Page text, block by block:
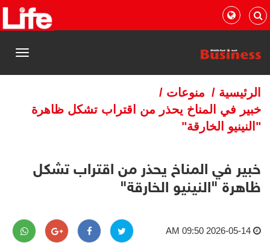
القائمة
الرئيسية / منوعات /
خبير في المناخ يحذر من اقتراب تشكل ظاهرة
"النينيو الخارقة"
خبير في المناخ يحذر من اقتراب تشكل
ظاهرة "النينيو الخارقة"
2026-05-14 09:50 AM